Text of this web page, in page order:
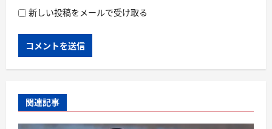
新しい投稿をメールで受け取る
関連記事